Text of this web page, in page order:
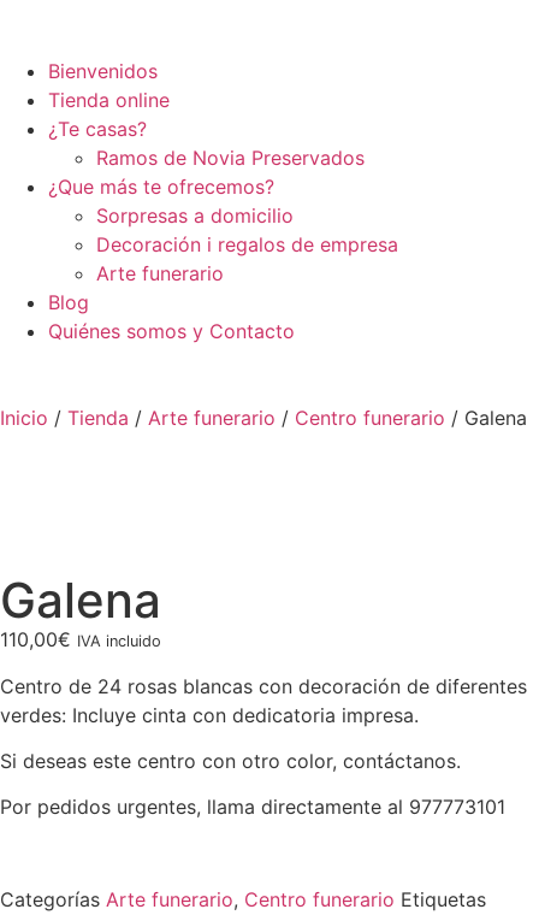
Bienvenidos
Tienda online
¿Te casas?
Ramos de Novia Preservados
¿Que más te ofrecemos?
Sorpresas a domicilio
Decoración i regalos de empresa
Arte funerario
Blog
Quiénes somos y Contacto
Inicio / Tienda / Arte funerario / Centro funerario / Galena
Galena
110,00€ IVA incluido
Centro de 24 rosas blancas con decoración de diferentes
verdes: Incluye cinta con dedicatoria impresa.
Si deseas este centro con otro color, contáctanos.
Por pedidos urgentes, llama directamente al 977773101
Categorías Arte funerario, Centro funerario Etiquetas